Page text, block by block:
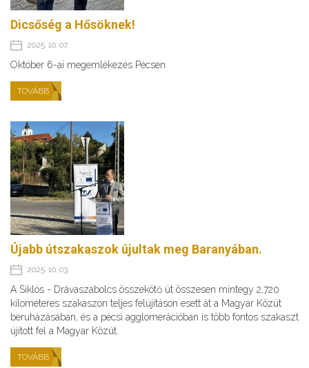
Dicsőség a Hősöknek!
2025. 10. 07.
Október 6-ai megemlékezés Pécsen
TOVÁBB
Újabb útszakaszok újultak meg Baranyában.
2025. 10. 03.
A Siklós - Drávaszabolcs összekötő út összesen mintegy 2,720
kilométeres szakaszon teljes felújításon esett át a Magyar Közút
beruházásában, és a pécsi agglomerációban is több fontos szakaszt
újított fel a Magyar Közút.
TOVÁBB